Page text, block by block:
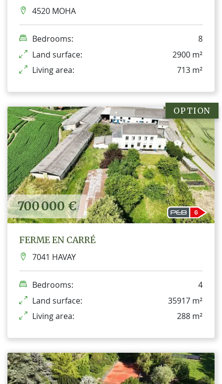
4520 MOHA
Bedrooms:
8
Land surface:
2900 m²
Living area:
713 m²
700 000 €
OPTION
FERME EN CARRÉ
7041 HAVAY
Bedrooms:
4
Land surface:
35917 m²
Living area:
288 m²